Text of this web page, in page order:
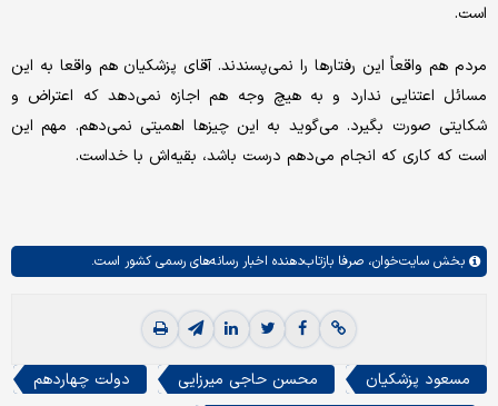
است.
مردم هم واقعاً این رفتارها را نمی‌پسندند. آقای پزشکیان هم واقعا به این
مسائل اعتنایی ندارد و به هیچ وجه هم اجازه نمی‌دهد که اعتراض و
شکایتی صورت بگیرد. می‌گوید به این چیزها اهمیتی نمی‌دهم. مهم این
است که کاری که انجام می‌دهم درست باشد، بقیه‌اش با خداست.
بخش سایت‌خوان، صرفا بازتاب‌دهنده اخبار رسانه‌های رسمی کشور است.
مسعود پزشکیان محسن حاجی میرزایی
دولت چهاردهم